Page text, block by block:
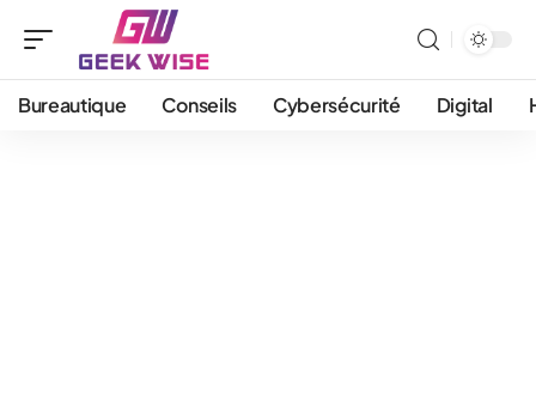
Bureautique Conseils Cybersécurité Digital